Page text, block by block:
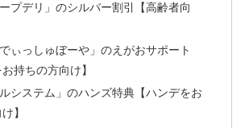
プデリ」のシルバー割引【高齢者向
ぃっしゅぼーや」のえがおサポート
お持ちの方向け】
システム」のハンズ特典【ハンデをお
】